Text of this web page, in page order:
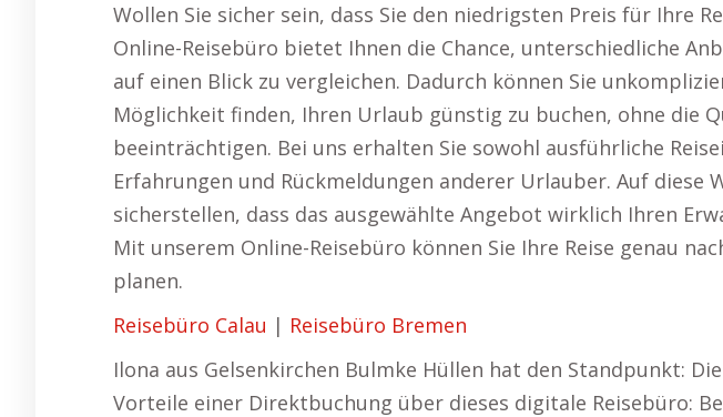
Wollen Sie sicher sein, dass Sie den niedrigsten Preis für Ihre
Online-Reisebüro bietet Ihnen die Chance, unterschiedliche
auf einen Blick zu vergleichen. Dadurch können Sie
Möglichkeit finden, Ihren Urlaub günstig zu buchen, ohne die
beeinträchtigen. Bei uns erhalten Sie sowohl ausführliche
Erfahrungen und Rückmeldungen anderer Urlauber. Auf diese
sicherstellen, dass das ausgewählte Angebot wirklich Ihren
Mit unserem Online-Reisebüro können Sie Ihre Reise genau
planen.
Reisebüro Calau | Reisebüro Bremen
Ilona aus Gelsenkirchen Bulmke Hüllen hat den Standpunkt:
Vorteile einer Direktbuchung über dieses digitale Reisebüro: